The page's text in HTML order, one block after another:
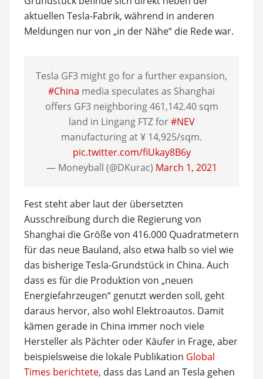
aktuellen Tesla-Fabrik, während in anderen
Meldungen nur von „in der Nähe“ die Rede war.
Tesla GF3 might go for a further expansion,
#China media speculates as Shanghai
offers GF3 neighboring 461,142.40 sqm
land in Lingang FTZ for#NEV
manufacturing at ¥ 14,925/sqm.
pic.twitter.com/fiUkay8B6y
— Moneyball (@DKurac) March 1, 2021
Fest steht aber laut der übersetzten
Ausschreibung durch die Regierung von
Shanghai die Größe von 416.000 Quadratmetern
für das neue Bauland, also etwa halb so viel wie
das bisherige Tesla-Grundstück in China. Auch
dass es für die Produktion von „neuen
Energiefahrzeugen“ genutzt werden soll, geht
daraus hervor, also wohl Elektroautos. Damit
kämen gerade in China immer noch viele
Hersteller als Pächter oder Käufer in Frage, aber
beispielsweise die lokale Publikation Global
Times berichtete, dass das Land an Tesla gehen